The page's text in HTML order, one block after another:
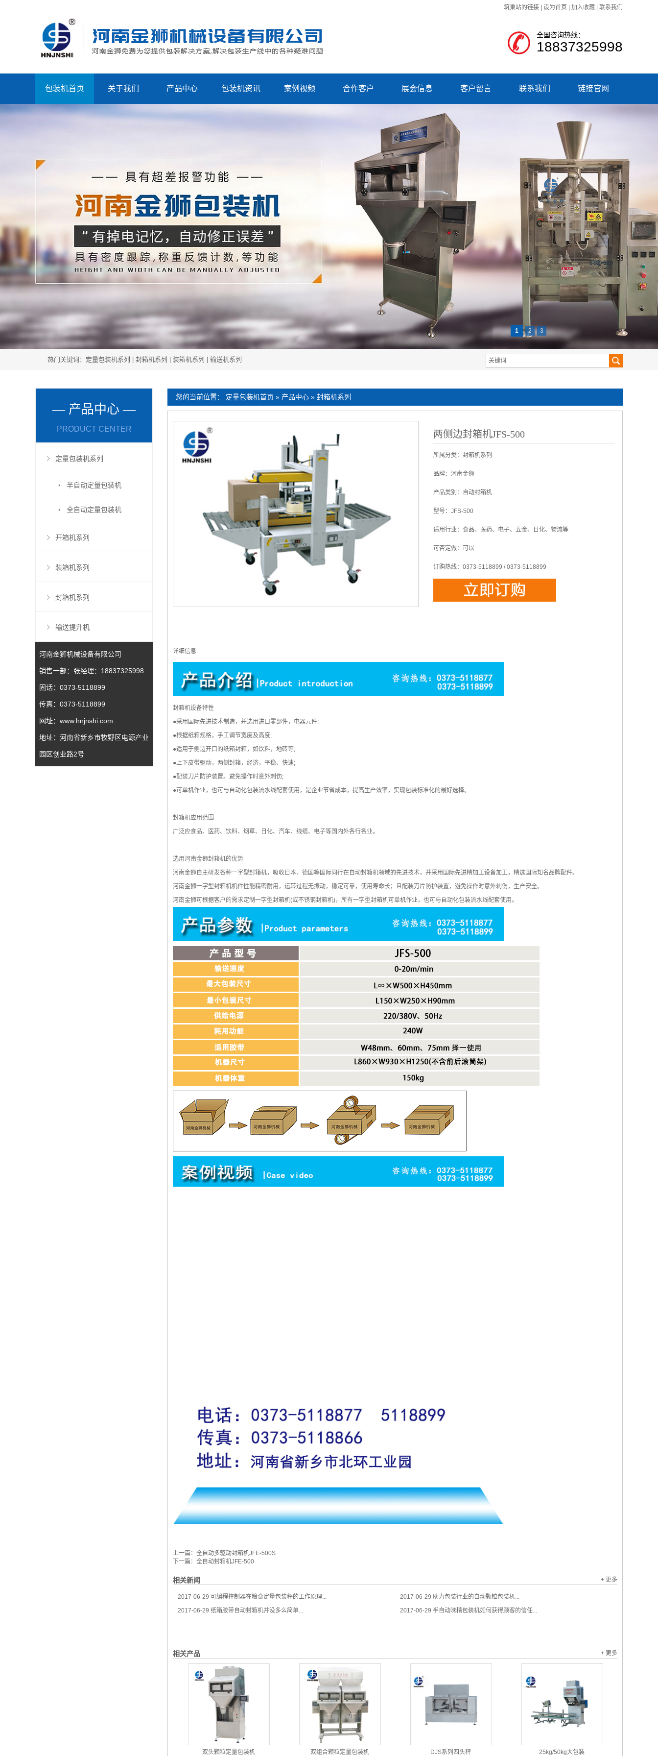
筑巢站的链接 设为首页 加入收藏 联系我们
全国咨询热线：
18837325998
包装机首页 关于我们 产品中心 包装机资讯 案例视频 合作客户 展会信息 客户留言 联系我们 链接官网
1 2 3
热门关键词： 定量包装机系列 封箱机系列 装箱机系列 输送机系列
您的当前位置： 定量包装机首页 » 产品中心 » 封箱机系列
两侧边封箱机JFS-500
所属分类： 封箱机系列
品牌： 河南金狮
产品类别： 自动封箱机
型号： JFS-500
适用行业： 食品、医药、电子、五金、日化、物流等
可否定做： 可以
订购热线： 0373-5118899 / 0373-5118899
详细信息
封箱机设备特性
●采用国际先进技术制造，并选用进口零部件，电器元件;
●根据纸箱规格，手工调节宽度及高度;
●适用于侧边开口的纸箱封箱，如饮料，地砖等;
●上下皮带驱动，两侧封箱，经济，平稳、快速;
●配装刀片防护装置。避免操作时意外刺伤;
●可单机作业，也可与自动化包装流水线配套使用，是企业节省成本，提高生产效率，实现包装标准化的最好选择。
封箱机应用范围
广泛应食品、医药、饮料、烟草、日化、汽车、线缆、电子等国内外各行各业。
选用河南金狮封箱机的优势
河南金狮自主研发各种一字型封箱机，吸收日本、德国等国际同行在自动封箱机领域的先进技术，并采用国际先进精加工设备加工，精选国际知名品牌配件。
河南金狮一字型封箱机机件性能精密耐用，运转过程无振动，稳定可靠，使用寿命长；且配装刀片防护装置，避免操作时意外刺伤，生产安全。
河南金狮可根据客户的需求定制一字型封箱机(或不锈钢封箱机)，所有一字型封箱机可单机作业，也可与自动化包装流水线配套使用。
上一篇： 全自动多驱动封箱机JFE-500S
下一篇： 全自动封箱机JFE-500
相关新闻 + 更多
2017-06-29 可编程控制器在粮食定量包装秤的工作原理... 2017-06-29 助力包装行业的自动颗粒包装机...
2017-06-29 纸箱胶带自动封箱机并没多么简单... 2017-06-29 半自动味精包装机如何获得顾客的信任...
相关产品 + 更多
双头颗粒定量包装机 双组合颗粒定量包装机 DJS系列四头秤 25kg/50kg大包装
— 产品中心 —
PRODUCT CENTER
定量包装机系列
半自动定量包装机
全自动定量包装机
开箱机系列
装箱机系列
封箱机系列
输送提升机
河南金狮机械设备有限公司
销售一部：张经理：18837325998
固话：0373-5118899
传真：0373-5118899
网址：www.hnjnshi.com
地址：河南省新乡市牧野区电源产业
园区创业路2号